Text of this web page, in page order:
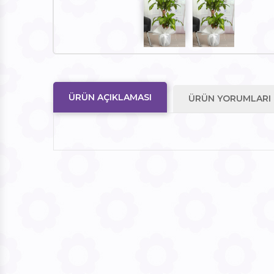
ÜRÜN AÇIKLAMASI ÜRÜN YORUMLARI